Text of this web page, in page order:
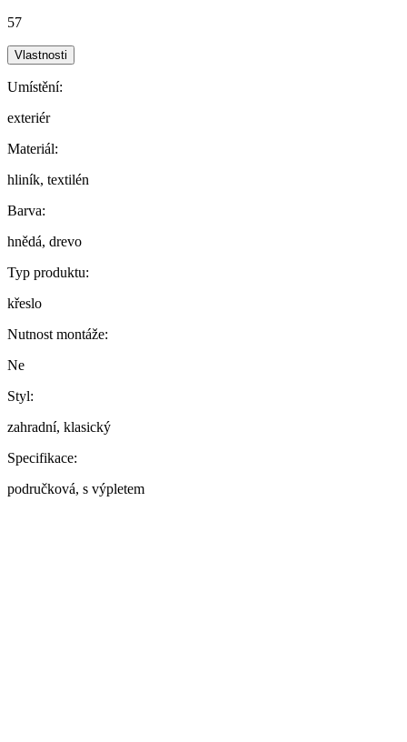
57
Vlastnosti
Umístění:
exteriér
Materiál:
hliník, textilén
Barva:
hnědá, drevo
Typ produktu:
křeslo
Nutnost montáže:
Ne
Styl:
zahradní, klasický
Specifikace:
područková, s výpletem